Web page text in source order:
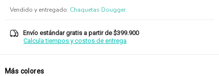
Vendido y entregado: Chaquetas Dougger.
Envío estándar gratis a partir de $399.900
Calcula tiempos y costos de entrega
Más colores